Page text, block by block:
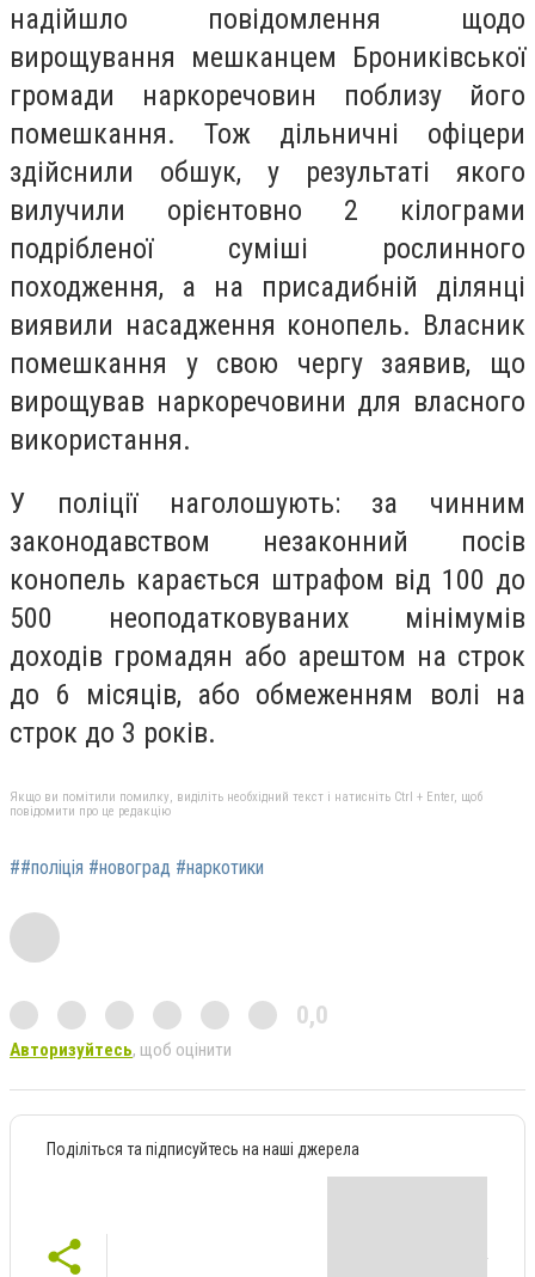
надійшло повідомлення щодо
вирощування мешканцем Брониківської
громади наркоречовин поблизу його
помешкання. Тож дільничні офіцери
здійснили обшук, у результаті якого
вилучили орієнтовно 2 кілограми
подрібленої суміші рослинного
походження, а на присадибній ділянці
виявили насадження конопель. Власник
помешкання у свою чергу заявив, що
вирощував наркоречовини для власного
використання.
У поліції наголошують: за чинним
законодавством незаконний посів
конопель карається штрафом від 100 до
500 неоподатковуваних мінімумів
доходів громадян або арештом на строк
до 6 місяців, або обмеженням волі на
строк до 3 років.
Якщо ви помітили помилку, виділіть необхідний текст і натисніть Ctrl + Enter, щоб
повідомити про це редакцію
##поліція #новоград #наркотики
0,0
Авторизуйтесь, щоб оцінити
Поділіться та підписуйтесь на наші джерела